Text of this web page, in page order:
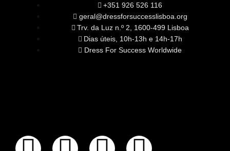
+351 926 526 116
geral@dressforsuccesslisboa.org
Trv. da Luz n.º 2, 1600-499 Lisboa
Dias úteis, 10h-13h e 14h-17h
Dress For Success Worldwide